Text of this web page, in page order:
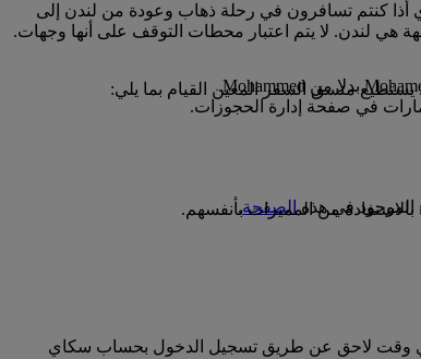
في صفحة إدارة الحجوزات.
كنتم تسافرون في رحلة ذهاب وعودة من لندن إلى
هي لندن. لا يتم اعتبار محطات التوقف على أنها وجهات.
الصفحة.
من المميزات بأنفسهم.
أي وقت لاحق عن طريق تسجيل الدخول بحساب سكاي